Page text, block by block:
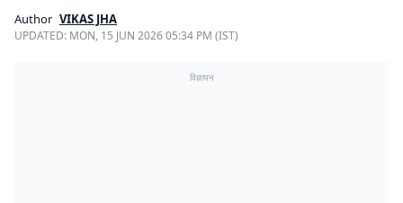
Author VIKAS JHA
UPDATED: MON, 15 JUN 2026 05:34 PM (IST)
विज्ञापन